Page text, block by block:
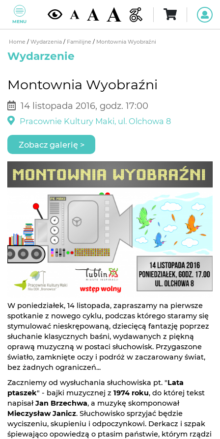
MENU
Home / Wydarzenia / Familijne / Montownia Wyobraźni
Wydarzenie
Montownia Wyobraźni
14 listopada 2016, godz. 17:00
Pracownie Kultury Maki, ul. Olchowa 8
Zobacz galerię >
W poniedziałek, 14 listopada, zapraszamy na pierwsze
spotkanie z nowego cyklu, podczas którego staramy się
stymulować nieskrępowaną, dziecięcą fantazję poprzez
słuchanie klasycznych baśni, wydawanych z piękną
oprawą muzyczną w postaci słuchowisk. Przygaszone
światło, zamknięte oczy i podróż w zaczarowany świat,
bez żadnych ograniczeń...
Zaczniemy od wysłuchania słuchowiska pt. "Lata
ptaszek" - bajki muzycznej z 1974 roku, do której tekst
napisałJan Brzechwa, a muzykę skomponował
Mieczysław Janicz. Słuchowisko sprzyjać będzie
wyciszeniu, skupieniu i odpoczynkowi. Derkacz i szpak
śpiewająco opowiedzą o ptasim państwie, którym rządzi